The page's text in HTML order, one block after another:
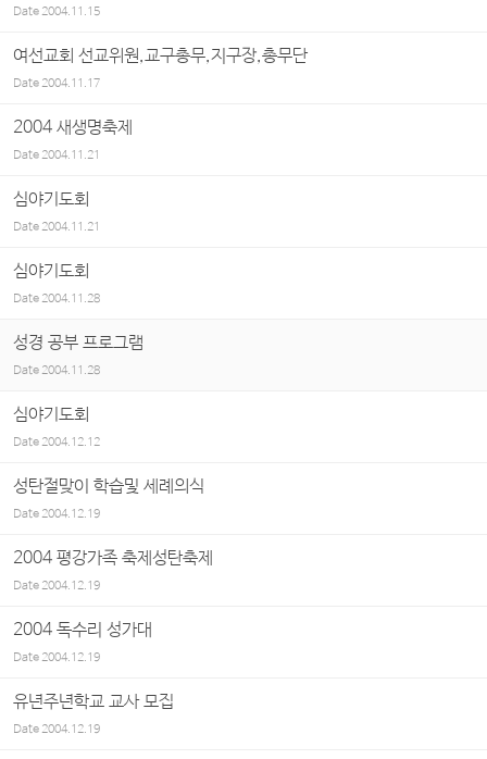
Date2004.11.15
여선교회 선교위원,교구총무,지구장,총무단
Date2004.11.17
2004 새생명축제
Date2004.11.21
심야기도회
Date2004.11.21
심야기도회
Date2004.11.28
성경 공부 프로그램
Date 2004.11.28
심야기도회
Date2004.12.12
성탄절맞이 학습및 세례의식
Date2004.12.19
2004 평강가족 축제성탄축제
Date2004.12.19
2004 독수리 성가대
Date2004.12.19
유년주년학교 교사 모집
Date2004.12.19